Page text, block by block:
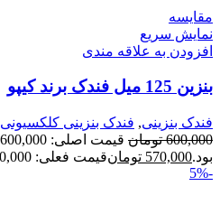
مقايسه
نمایش سریع
افزودن به علاقه مندی
بنزین 125 میل فندک برند کیپو
فندک بنزینی, فندک بنزینی کلکسیونی
600,000 تومان
بود.570,000 تومانقیمت فعلی: 570,000 تومان.
-5%